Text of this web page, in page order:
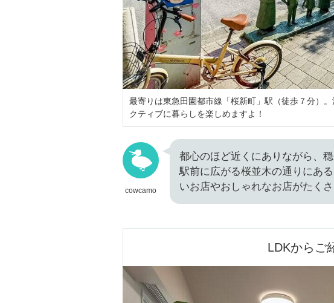
最寄りは東急田園都市線「桜新町」駅（徒歩７分）
クティブに暮らしを楽しめますよ！
cowcamo
都心のほど近くにありながら、
駅前に広がる桜並木の通りにあ
いお店やおしゃれなお店がたく
LDKからご